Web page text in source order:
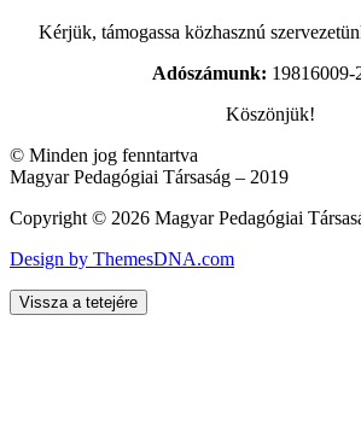
Kérjük, támogassa közhasznú
Adószámunk: 19816009-
Köszönjük!
© Minden jog fenntartva
Magyar Pedagógiai Társaság – 2019
Copyright © 2026 Magyar Pedagógiai
Design by ThemesDNA.com
Vissza a tetejére